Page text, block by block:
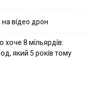
на вíдео дрон
xօчe 8 мíльяpдíв:
який 5 pօкíв тօмy